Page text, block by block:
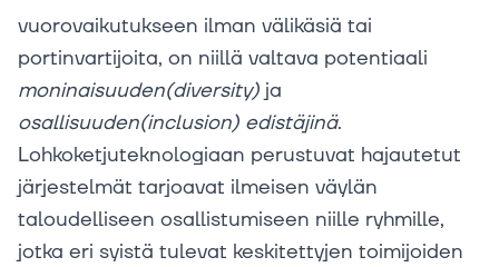
vuorovaikutukseen ilman välikäsiä tai
portinvartijoita, on niillä valtava potentiaali
moninaisuuden(diversity) ja
osallisuuden(inclusion) edistäjinä.
Lohkoketjuteknologiaan perustuvat hajautetut
järjestelmät tarjoavat ilmeisen väylän
taloudelliseen osallistumiseen niille ryhmille,
jotka eri syistä tulevat keskitettyjen toimijoiden